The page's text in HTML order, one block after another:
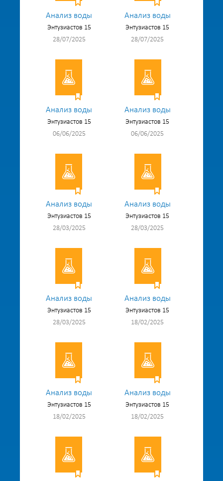
Анализ воды
Энтузиастов 15
28/07/2025
Анализ воды
Энтузиастов 15
28/07/2025
Анализ воды
Энтузиастов 15
06/06/2025
Анализ воды
Энтузиастов 15
06/06/2025
Анализ воды
Энтузиастов 15
28/03/2025
Анализ воды
Энтузиастов 15
28/03/2025
Анализ воды
Энтузиастов 15
28/03/2025
Анализ воды
Энтузиастов 15
18/02/2025
Анализ воды
Энтузиастов 15
18/02/2025
Анализ воды
Энтузиастов 15
18/02/2025